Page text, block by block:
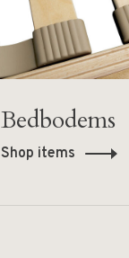
Bedbodems
Shop items